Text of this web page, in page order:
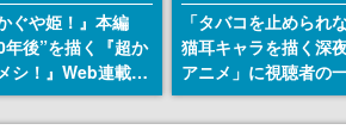
ぐや姫！』本編
年後”を描く『超か
シ！』Web連載決
たなWebマンガレ
「ビビビコミッ
「タバコを止められ
猫耳キャラを描く深
アニメ」に視聴者の
から批判意見。違法
の使用と思しき描写